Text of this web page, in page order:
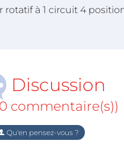
rotatif à 1 circuit 4
Discussion
commentaire(s))
Qu'en pensez-vous ?